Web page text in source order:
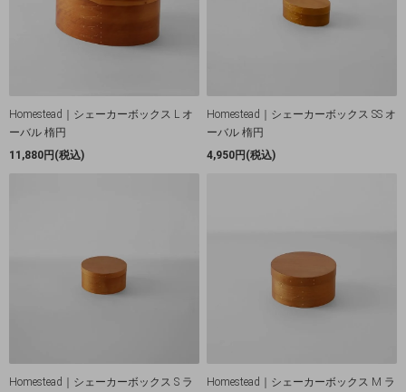
Homestead｜シェーカーボックス L オ
ーバル 楕円
11,880円(税込)
Homestead｜シェーカーボックス SS オ
ーバル 楕円
4,950円(税込)
Homestead｜シェーカーボックス S ラ
Homestead｜シェーカーボックス M ラ